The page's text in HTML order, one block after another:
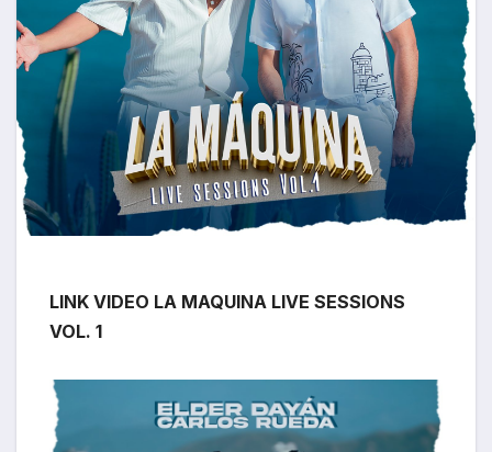
LINK VIDEO LA MAQUINA LIVE SESSIONS
VOL. 1